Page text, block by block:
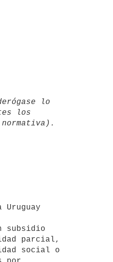
lo
los
subsidio
parcial,
social o